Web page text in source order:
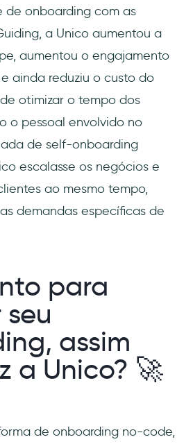
de onboarding com as
a Unico aumentou a
aumentou o engajamento
ainda reduziu o custo do
otimizar o tempo dos
o pessoal envolvido no
de self-onboarding
escalasse os negócios e
ao mesmo tempo,
demandas específicas de
para
assim
a Unico? 🚀
de onboarding no-code,